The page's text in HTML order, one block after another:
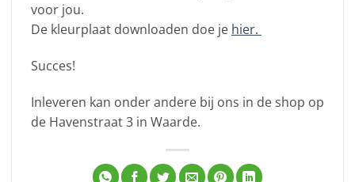
voor jou.
De kleurplaat downloaden doe je hier.
Succes!
Inleveren kan onder andere bij ons in de shop op
de Havenstraat 3 in Waarde.